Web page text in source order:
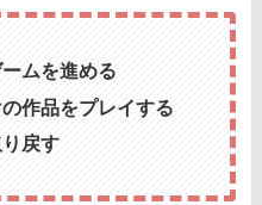
ムを進める
作品をプレイする
戻す